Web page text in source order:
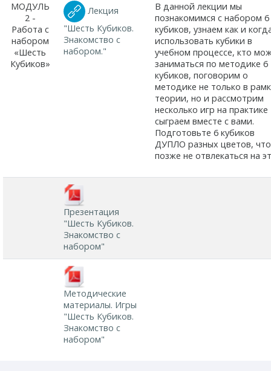
МОДУЛЬ
2 -
Работа с
набором
«Шесть
Кубиков»
Лекция
"Шесть Кубиков.
Знакомство с
набором."
В данной лекции мы
познакомимся с набором 6
кубиков, узнаем как и
использовать кубики в
учебном процессе, кто
заниматься по методике 6
кубиков, поговорим о
методике не только в
теории, но и рассмотрим
несколько игр на практике
сыграем вместе с вами.
Подготовьте 6 кубиков
ДУПЛО разных цветов,
позже не отвлекаться на
Презентация
"Шесть Кубиков.
Знакомство с
набором"
Методические
материалы. Игры
"Шесть Кубиков.
Знакомство с
набором"